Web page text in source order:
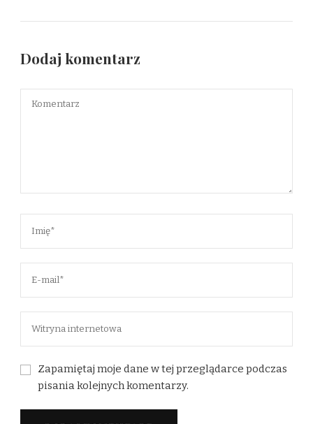
Dodaj komentarz
Zapamiętaj moje dane w tej przeglądarce podczas
pisania kolejnych komentarzy.